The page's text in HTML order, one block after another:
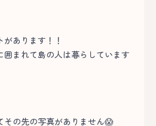
あります！！
囲まれて島の人は暮らしています
その先の写真がありません😱